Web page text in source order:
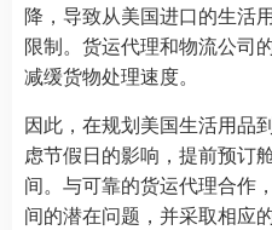
降，导致从美国进口的生活
限制。货运代理和物流公司
减缓货物处理速度。
因此，在规划美国生活用品
虑节假日的影响，提前预订
间。与可靠的货运代理合作
间的潜在问题，并采取相应